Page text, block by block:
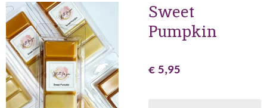
Sweet
Pumpkin
€ 5,95